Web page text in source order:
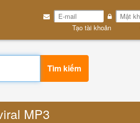
Tạo tài khoản
Tìm kiếm
MP3